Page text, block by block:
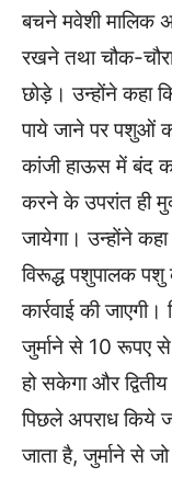
बचने मवेशी मालिक
रखने तथा चौक-
छोड़े। उन्होंने कहा
पाये जाने पर पशुओं
कांजी हाऊस में बंद
करने के उपरांत ही
जायेगा। उन्होंने कहा
विरूद्ध पशुपालक
कार्रवाई की
जुर्माने से 10 रूपए
हो सकेगा और
पिछले अपराध किये
जाता है, जुर्माने से